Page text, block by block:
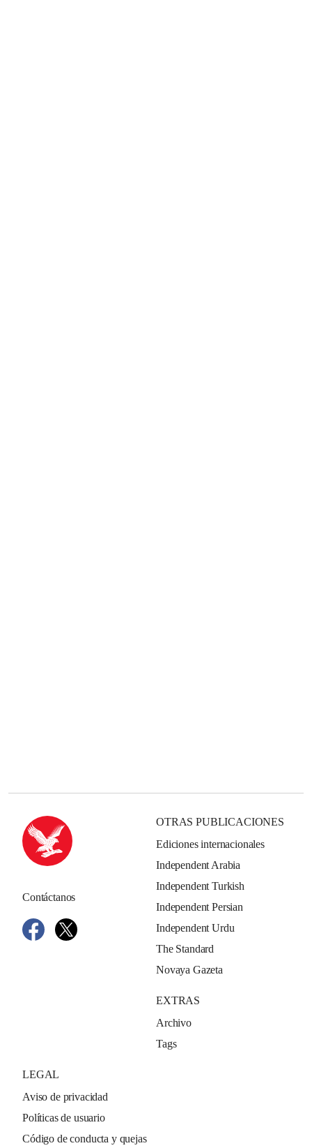
Contáctanos
OTRAS PUBLICACIONES
Ediciones internacionales
Independent Arabia
Independent Turkish
Independent Persian
Independent Urdu
The Standard
Novaya Gazeta
EXTRAS
Archivo
Tags
LEGAL
Aviso de privacidad
Políticas de usuario
Código de conducta y quejas